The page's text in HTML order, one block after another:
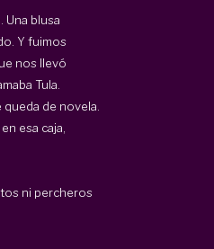
Una blusa
Y fuimos
nos llevó
Tula.
de novela.
esa caja,
ni percheros